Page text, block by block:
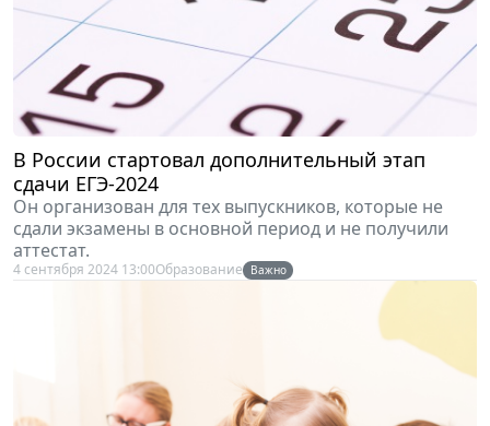
В России стартовал дополнительный этап
сдачи ЕГЭ-2024
Он организован для тех выпускников, которые не
сдали экзамены в основной период и не получили
аттестат.
4 сентября 2024 13:00Образование Важно